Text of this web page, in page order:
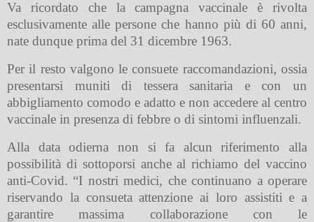
Va ricordato che la campagna vaccinale è rivolta
esclusivamente alle persone che hanno più di 60 anni,
nate dunque prima del 31 dicembre 1963.
Per il resto valgono le consuete raccomandazioni, ossia
presentarsi muniti di tessera sanitaria e con un
abbigliamento comodo e adatto e non accedere al centro
vaccinale in presenza di febbre o di sintomi influenzali.
Alla data odierna non si fa alcun riferimento alla
possibilità di sottoporsi anche al richiamo del vaccino
anti-Covid. “I nostri medici, che continuano a operare
riservando la consueta attenzione ai loro assistiti e a
garantire massima collaborazione con le